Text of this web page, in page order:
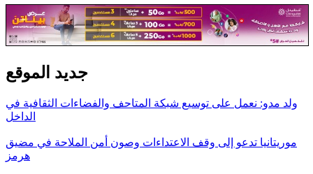
جديد الموقع
ولد مدو: نعمل على توسيع شبكة المتاحف والفضاءات الثقافية في
الداخل
موريتانيا تدعو إلى وقف الاعتداءات وصون أمن الملاحة في مضيق
هرمز